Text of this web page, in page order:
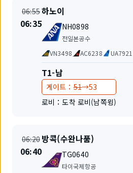
검
색
결
출
발
06:55
시
간
06:35
출
발
지
하노이
편
명
NH0898
항
사
전일본공수
공
동
운
항
편
VN3498 AC6238 UA7921
터
미
널
T1-남
게이트：변
경
51→변
경
53
로비：도착 로비(남쪽윙)
출
발
06:20
시
간
06:40
출
발
지
방콕(수완나품)
편
명
TG0640
항
타이국제항공